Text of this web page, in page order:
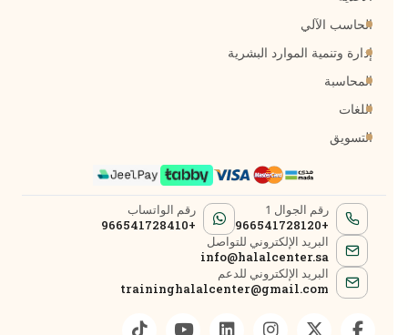
الحاسب الآلي
إدارة وتنمية الموارد البشرية
المحاسبة
اللغات
التسويق
رقم الجوال 1
+966541728120
رقم الواتساب
+966541728410
البريد الإلكتروني للتواصل
info@halalcenter.sa
البريد الإلكتروني للدعم
traininghalalcenter@gmail.com